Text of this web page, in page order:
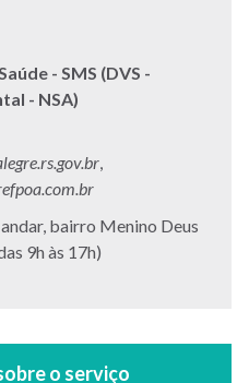
- SMS (DVS -
- NSA)
,
bairro Menino Deus
9h às 17h)